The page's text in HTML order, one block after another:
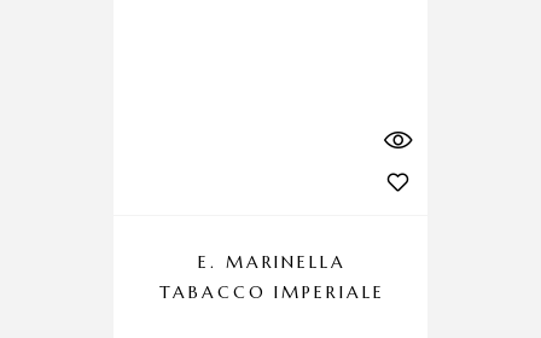
E. MARINELLA
TABACCO IMPERIALE